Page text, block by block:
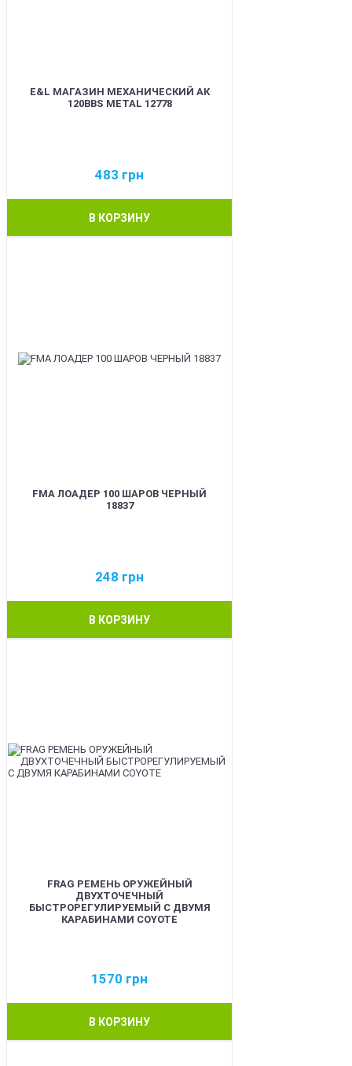
E&L МАГАЗИН МЕХАНИЧЕСКИЙ АК
120BBS METAL 12778
483 грн
В КОРЗИНУ
FMA ЛОАДЕР 100 ШАРОВ ЧЕРНЫЙ
18837
248 грн
В КОРЗИНУ
FRAG РЕМЕНЬ ОРУЖЕЙНЫЙ
ДВУХТОЧЕЧНЫЙ
БЫСТРОРЕГУЛИРУЕМЫЙ С ДВУМЯ
КАРАБИНАМИ COYOTE
1570 грн
В КОРЗИНУ